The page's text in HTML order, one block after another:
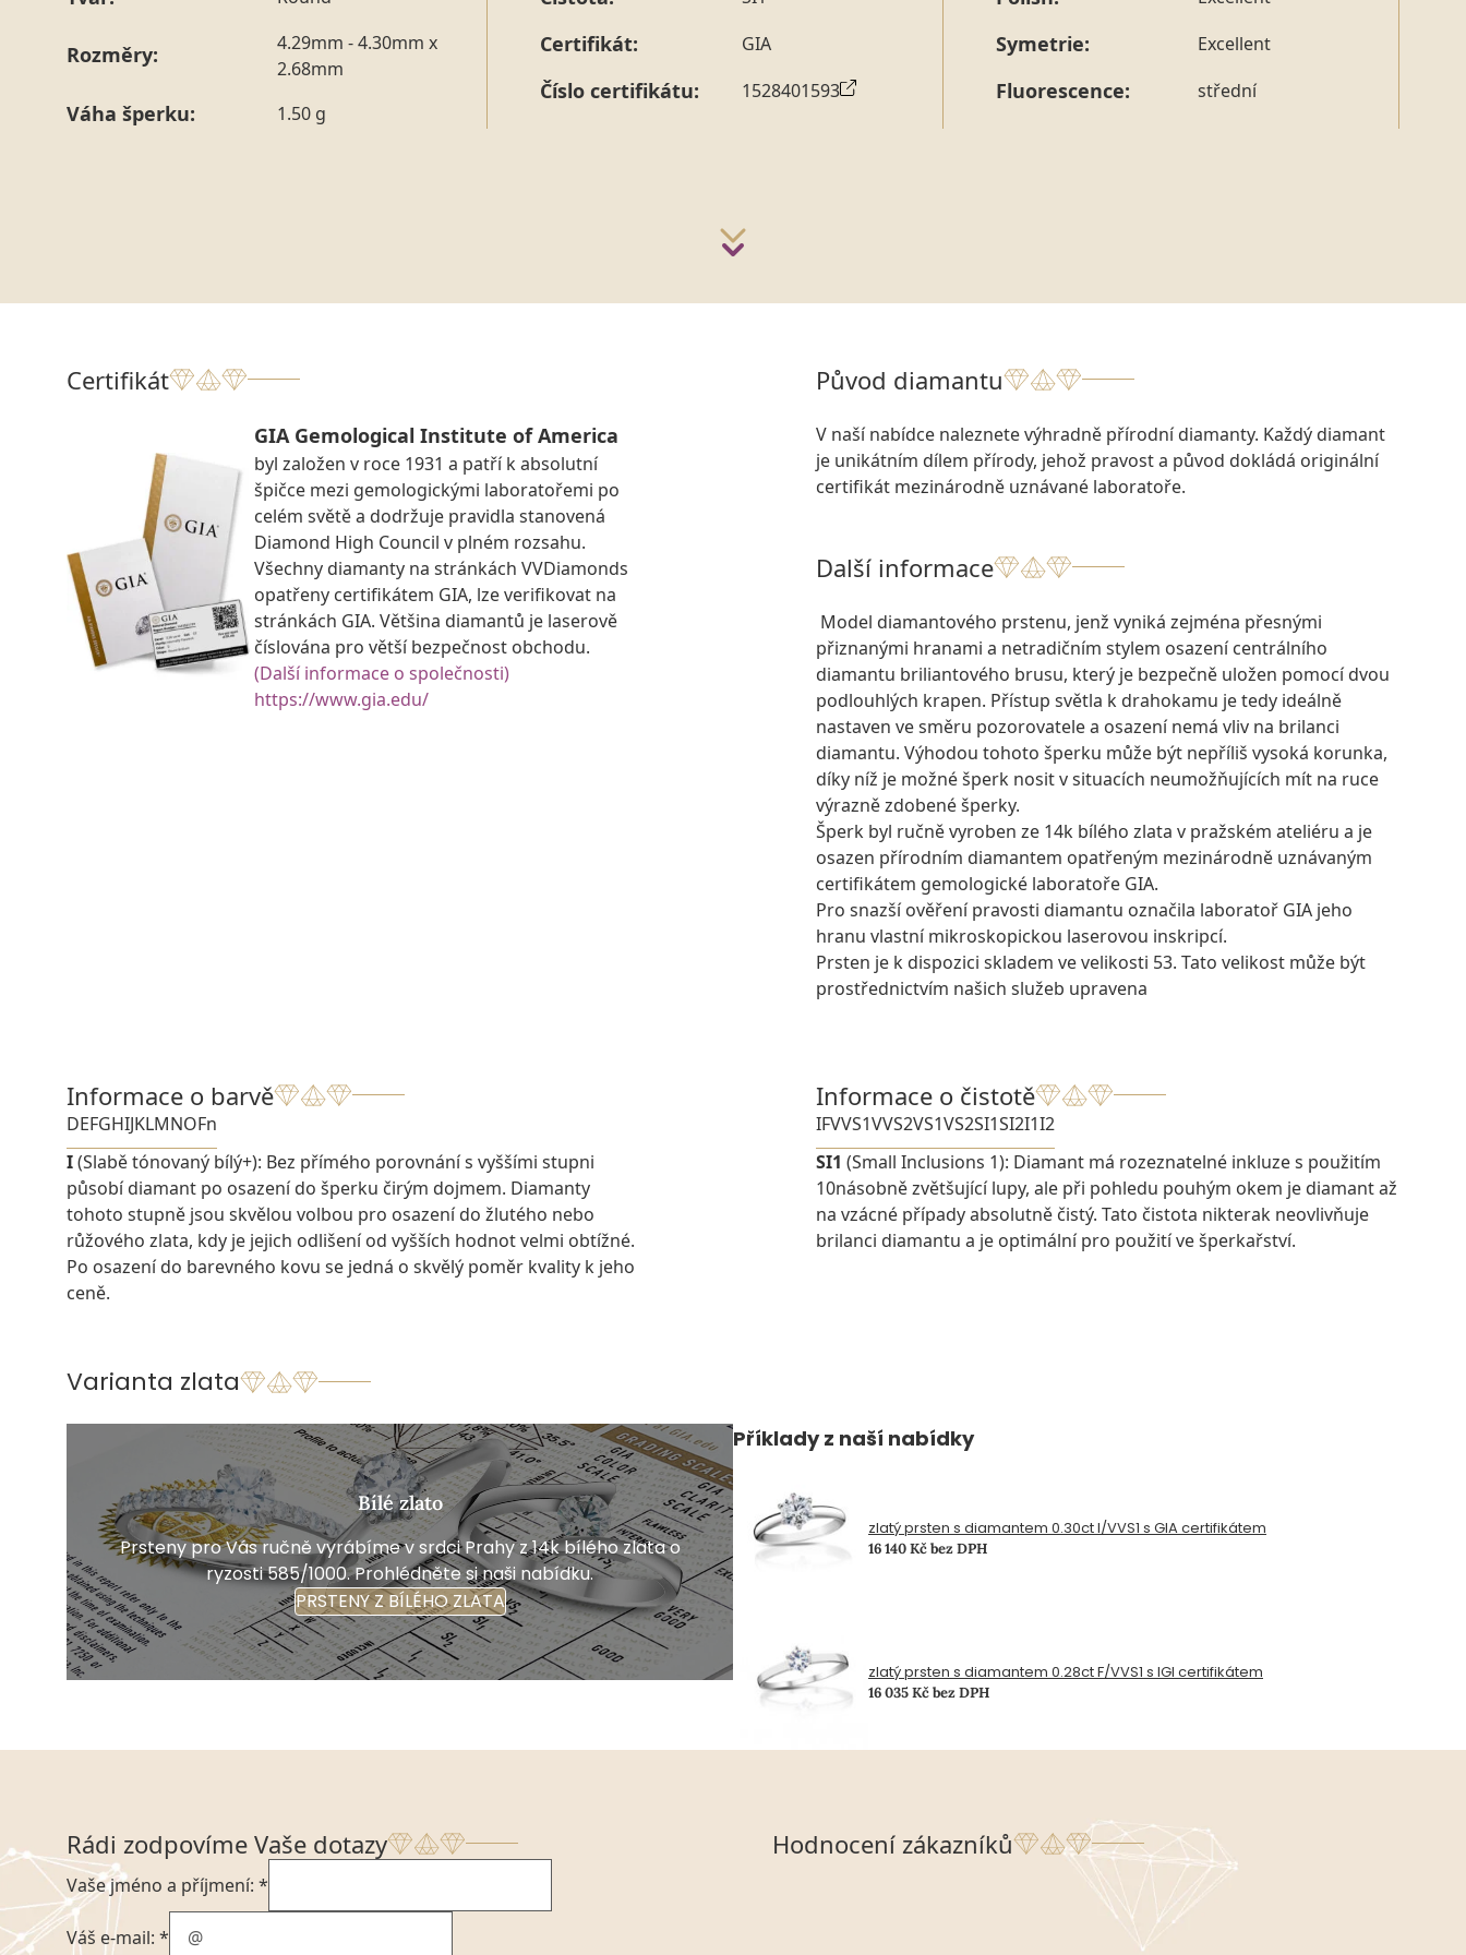
Pro sdělení skladové velikosti tohoto konkrétního prstenu nás můžete
Rozměry:
4.29mm - 4.30mm x
2.68mm
Váha šperku: 1.50 g
Certifikát: GIA
Číslo certifikátu: 1528401593
Symetrie: Excellent
Fluorescence: střední
Certifikát
GIA Gemological Institute of America
byl založen v roce 1931 a patří k absolutní
špičce mezi gemologickými laboratořemi po
celém světě a dodržuje pravidla stanovená
Diamond High Council v plném rozsahu.
Všechny diamanty na stránkách VVDiamonds
opatřeny certifikátem GIA, lze verifikovat na
stránkách GIA. Většina diamantů je laserově
číslována pro větší bezpečnost obchodu.
(Další informace o společnosti)
https://www.gia.edu/
Původ diamantu
V naší nabídce naleznete výhradně přírodní diamanty. Každý diamant
je unikátním dílem přírody, jehož pravost a původ dokládá originální
certifikát mezinárodně uznávané laboratoře.
Další informace
Model diamantového prstenu, jenž vyniká zejména přesnými
přiznanými hranami a netradičním stylem osazení centrálního
diamantu briliantového brusu, který je bezpečně uložen pomocí dvou
podlouhlých krapen. Přístup světla k drahokamu je tedy ideálně
nastaven ve směru pozorovatele a osazení nemá vliv na brilanci
diamantu. Výhodou tohoto šperku může být nepříliš vysoká korunka,
díky níž je možné šperk nosit v situacích neumožňujících mít na ruce
výrazně zdobené šperky.
Šperk byl ručně vyroben ze 14k bílého zlata v pražském ateliéru a je
osazen přírodním diamantem opatřeným mezinárodně uznávaným
certifikátem gemologické laboratoře GIA.
Pro snazší ověření pravosti diamantu označila laboratoř GIA jeho
hranu vlastní mikroskopickou laserovou inskripcí.
Prsten je k dispozici skladem ve velikosti 53. Tato velikost může být
prostřednictvím našich služeb upravena
Informace o barvě
DEFGHIJKLMNOFn
I(Slabě tónovaný bílý+): Bez přímého porovnání s vyššími stupni
působí diamant po osazení do šperku čirým dojmem. Diamanty
tohoto stupně jsou skvělou volbou pro osazení do žlutého nebo
růžového zlata, kdy je jejich odlišení od vyšších hodnot velmi obtížné.
Po osazení do barevného kovu se jedná o skvělý poměr kvality k jeho
ceně.
Informace o čistotě
IFVVS1VVS2VS1VS2SI1SI2I1I2
SI1 (Small Inclusions 1): Diamant má rozeznatelné inkluze s použitím
10násobně zvětšující lupy, ale při pohledu pouhým okem je diamant až
na vzácné případy absolutně čistý. Tato čistota nikterak neovlivňuje
brilanci diamantu a je optimální pro použití ve šperkařství.
Varianta zlata
Bílé zlato
Prsteny pro Vás ručně vyrábíme v srdci Prahy z 14k bílého zlata o
ryzosti 585/1000. Prohlédněte si naši nabídku.
PRSTENY Z BÍLÉHO ZLATA
Příklady z naší nabídky
zlatý prsten s diamantem 0.30ct I/VVS1 s GIA certifikátem
16 140 Kč bez DPH
zlatý prsten s diamantem 0.28ct F/VVS1 s IGI certifikátem
16 035 Kč bez DPH
Rádi zodpovíme Vaše dotazy
Vaše jméno a příjmení: *
Váš e-mail: *
Hodnocení zákazníků